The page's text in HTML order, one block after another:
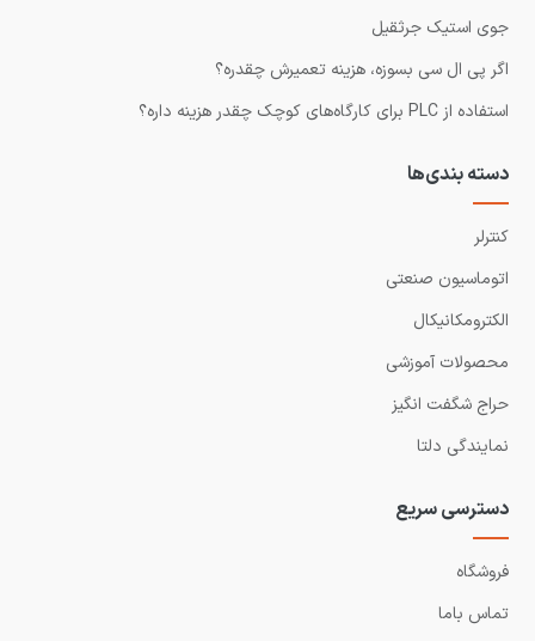
جوی استیک جرثقیل
اگر پی ال سی بسوزه، هزینه تعمیرش چقدره؟
استفاده از PLC برای کارگاه‌های کوچک چقدر هزینه داره؟
دسته بندی‌ها
کنترلر
اتوماسیون صنعتی
الکترومکانیکال
محصولات آموزشی
حراج شگفت انگیز
نمایندگی دلتا
دسترسی سریع
فروشگاه
تماس باما